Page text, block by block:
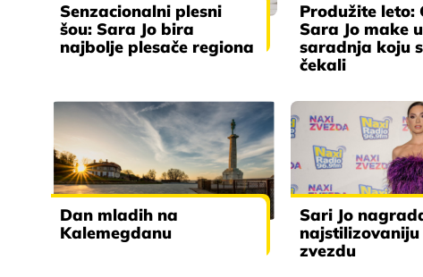
Senzacionalni plesni
šou: Sara Jo bira
najbolje plesače regiona
Produžite leto:
Sara Jo make
saradnja koju
čekali
Dan mladih na
Kalemegdanu
Sari Jo
najstilizovaniju
zvezdu